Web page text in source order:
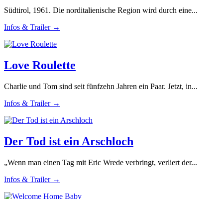
Südtirol, 1961. Die norditalienische Region wird durch eine...
Infos & Trailer →
Love Roulette
Charlie und Tom sind seit fünfzehn Jahren ein Paar. Jetzt, in...
Infos & Trailer →
Der Tod ist ein Arschloch
„Wenn man einen Tag mit Eric Wrede verbringt, verliert der...
Infos & Trailer →